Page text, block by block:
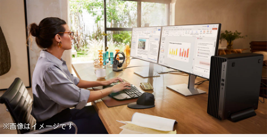
※画像はイメージです